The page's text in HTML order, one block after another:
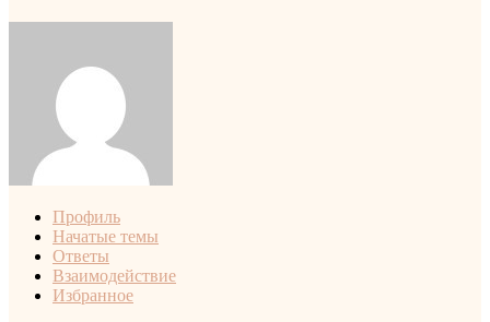
Профиль
Начатые темы
Ответы
Взаимодействие
Избранное